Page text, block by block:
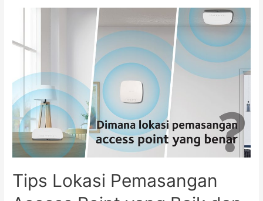
Tips Lokasi Pemasangan